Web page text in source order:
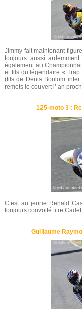
Jimmy fait maintenant
toujours aussi
également au
et fils du légendaire «
(fils de Denis Boulom
remets le couvert l’ an
125-moto 3 :
C’est au jeune Renald
toujours convoité titre
Guillaume